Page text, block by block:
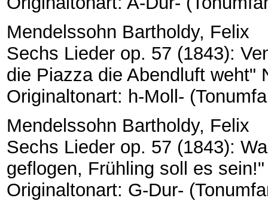
Mendelssohn Bartholdy, Felix
Sechs Lieder op. 57 (1843):
die Piazza die Abendluft weht"
Originaltonart: h-Moll-
Mendelssohn Bartholdy, Felix
Sechs Lieder op. 57 (1843):
geflogen, Frühling soll es
Originaltonart: G-Dur-